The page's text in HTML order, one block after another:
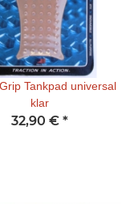
Tankpad universal
klar
32,90 € *